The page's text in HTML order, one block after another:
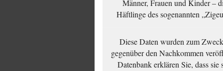
Männer, Frauen und Kinder –
Häftlinge des sogenannten
Diese Daten wurden zum
gegenüber den Nachkommen
Datenbank erklären Sie, dass sie